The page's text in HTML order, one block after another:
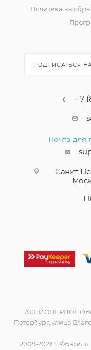
Политика на
ПОДПИСАТЬСЯ
+7
Почта для
Санкт-
АКЦИОНЕРНОЕ
Петербург, улица
2009-2026 г.